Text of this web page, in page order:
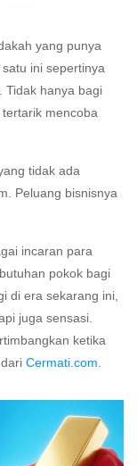
yang punya
ini sepertinya
Tidak hanya bagi
mencoba
tidak ada
Peluang bisnisnya
incaran para
pokok bagi
di era sekarang ini,
juga sensasi.
ketika
Cermati.com